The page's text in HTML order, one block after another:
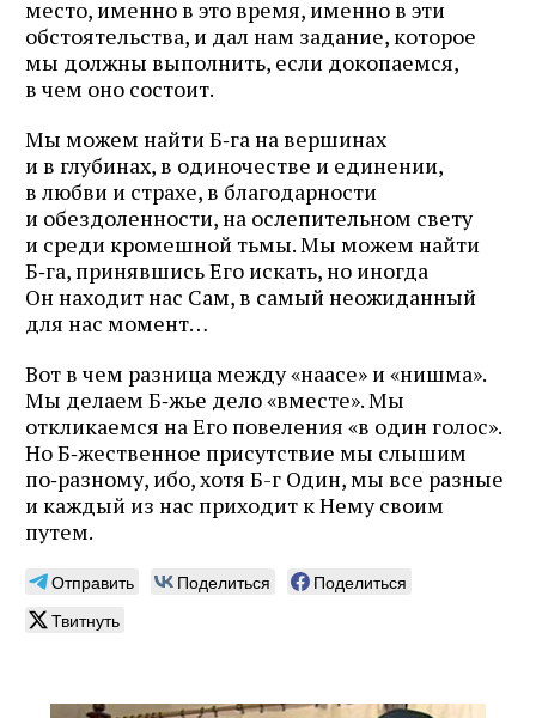
место, именно в это время, именно в эти
обстоятельства, и дал нам задание, которое
мы должны выполнить, если докопаемся,
в чем оно состоит.
Мы можем найти Б‑га на вершинах
и в глубинах, в одиночестве и единении,
в любви и страхе, в благодарности
и обездоленности, на ослепительном свету
и среди кромешной тьмы. Мы можем найти
Б‑га, принявшись Его искать, но иногда
Он находит нас Сам, в самый неожиданный
для нас момент…
Вот в чем разница между «наасе» и «нишма».
Мы делаем Б‑жье дело «вместе». Мы
откликаемся на Его повеления «в один голос».
Но Б‑жественное присутствие мы слышим
по‑разному, ибо, хотя Б-г Один, мы все разные
и каждый из нас приходит к Нему своим
путем.
Отправить Поделиться
Поделиться
Твитнуть